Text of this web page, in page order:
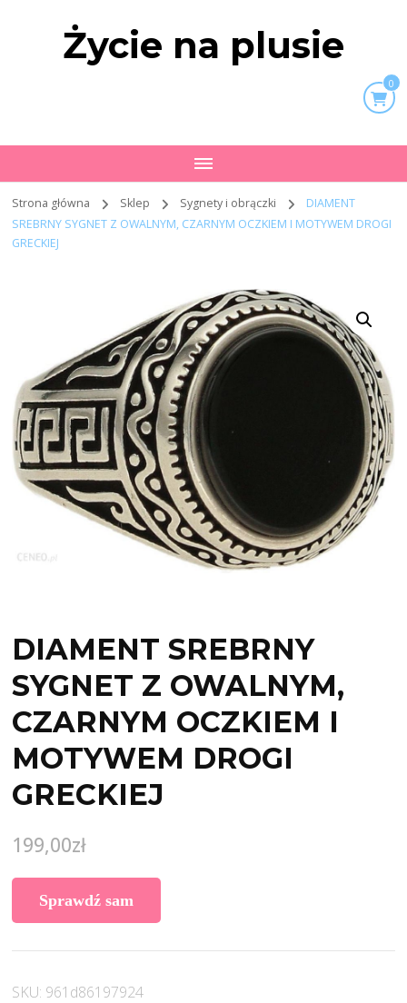
Życie na plusie
0
Strona główna Sklep Sygnety i obrączki
DIAMENT
SREBRNY SYGNET Z OWALNYM, CZARNYM OCZKIEM I MOTYWEM DROGI
GRECKIEJ
DIAMENT SREBRNY
SYGNET Z OWALNYM,
CZARNYM OCZKIEM I
MOTYWEM DROGI
GRECKIEJ
199,00zł
Sprawdź sam
SKU: 961d86197924